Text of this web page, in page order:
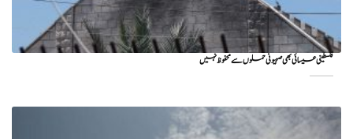
فلسطینی عیسائی بھی صہیونی حملوں سے محفوظ نہیں